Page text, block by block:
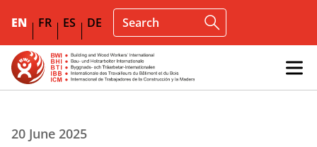
EN FR ES DE
20 June 2025